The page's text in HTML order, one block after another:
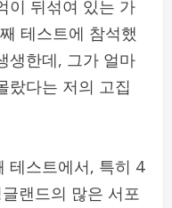
이 뒤섞여 있는 가
테스트에 참석했
생한데, 그가 얼마
랐다는 저의 고집
테스트에서, 특히 4
랜드의 많은 서포